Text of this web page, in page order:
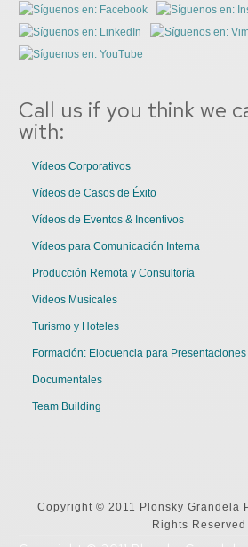
Call us if you think we
with:
Vídeos Corporativos
Vídeos de Casos de Éxito
Vídeos de Eventos & Incentivos
Vídeos para Comunicación Interna
Producción Remota y Consultoría
Videos Musicales
Turismo y Hoteles
Formación: Elocuencia para Presentaciones
Documentales
Team Building
Copyright © 2011 Plonsky Grandela
Rights Reserved